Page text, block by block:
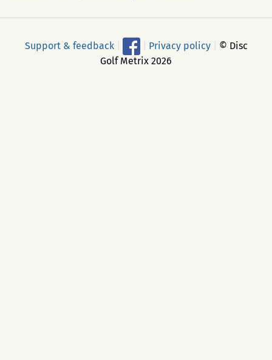
Support & feedback Privacy policy
© Disc
Golf Metrix 2026